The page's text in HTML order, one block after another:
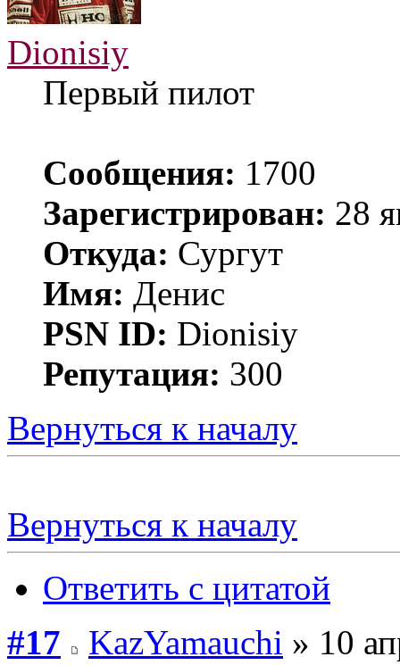
Dionisiy
Первый пилот
Сообщения: 1700
Зарегистрирован: 28
Откуда: Сургут
Имя: Денис
PSN ID: Dionisiy
Репутация: 300
Вернуться к началу
Вернуться к началу
Ответить с цитатой
#17
KazYamauchi » 10